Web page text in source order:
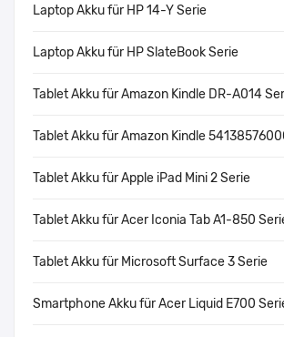
Laptop Akku für HP 14-Y Serie
Laptop Akku für HP SlateBook Serie
Tablet Akku für Amazon Kindle DR-A014
Tablet Akku für Amazon Kindle
Tablet Akku für Apple iPad Mini 2 Serie
Tablet Akku für Acer Iconia Tab A1-850
Tablet Akku für Microsoft Surface 3 Serie
Smartphone Akku für Acer Liquid E700